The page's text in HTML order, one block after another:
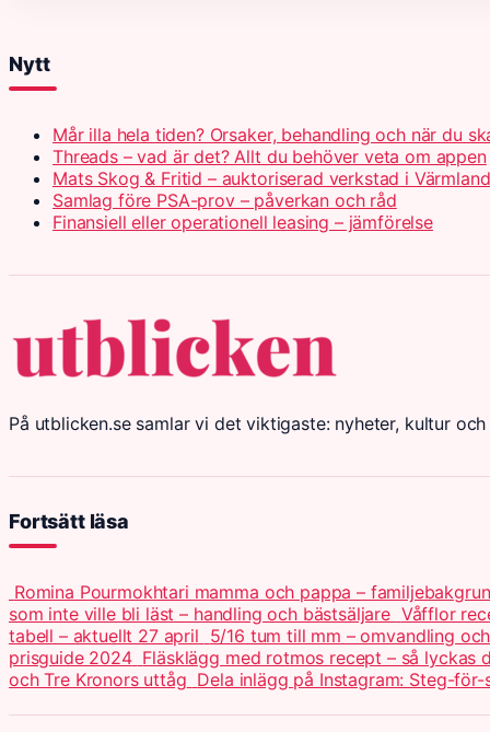
Nytt
Mår illa hela tiden? Orsaker, behandling och när du
Threads – vad är det? Allt du behöver veta om appen
Mats Skog & Fritid – auktoriserad verkstad i Värmland
Samlag före PSA-prov – påverkan och råd
Finansiell eller operationell leasing – jämförelse
På utblicken.se samlar vi det viktigaste: nyheter, kultur
Fortsätt läsa
Romina Pourmokhtari mamma och pappa –
som inte ville bli läst – handling och bästsäljare Våfflor
tabell – aktuellt 27 april 5/16 tum till mm – omvandling
prisguide 2024 Fläsklägg med rotmos recept – så lyckas
och Tre Kronors uttåg Dela inlägg på Instagram: Steg-